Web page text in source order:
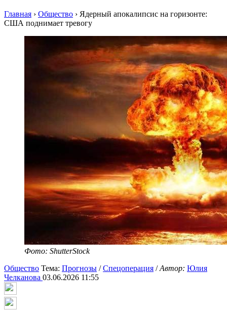
Главная › Общество › Ядерный апокалипсис на горизонте:
США поднимает тревогу
Фото: ShutterStock
Общество Тема: Прогнозы /Спецоперация /Автор: Юлия
Челканова 03.06.2026 11:55